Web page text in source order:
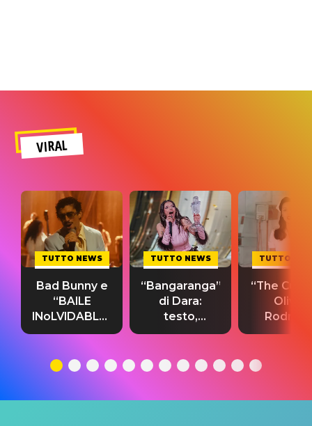
VIRAL
TUTTO NEWS
Bad Bunny e
“BAILE
INoLVIDABLE”:
testo,
significato
TUTTO NEWS
“Bangaranga”
di Dara:
testo,
traduzione e
del singolo
TUTTO
“The
Olivia
testo,